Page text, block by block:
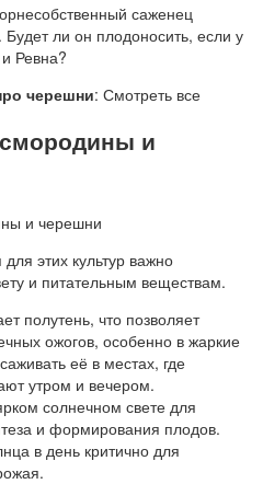
саженец
ли он плодоносить, если у
Ревна?
черешни: Смотреть все
и
этих культур важно
и питательным веществам.
полутень, что позволяет
ожогов, особенно в жаркие
её в местах, где
утром и вечером.
солнечном свете для
и формирования плодов.
в день критично для